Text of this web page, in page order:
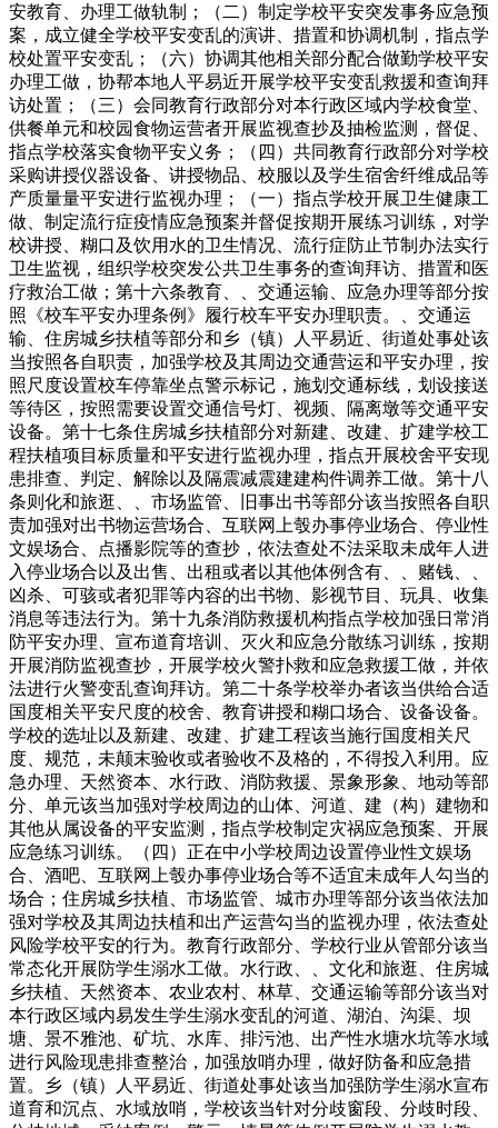
安教育、办理工做轨制；（二）制定学校平安突发事务应急预
案，成立健全学校平安变乱的演讲、措置和协调机制，指点学
校处置平安变乱；（六）协调其他相关部分配合做勤学校平安
办理工做，协帮本地人平易近开展学校平安变乱救援和查询拜
访处置；（三）会同教育行政部分对本行政区域内学校食堂、
供餐单元和校园食物运营者开展监视查抄及抽检监测，督促、
指点学校落实食物平安义务；（四）共同教育行政部分对学校
采购讲授仪器设备、讲授物品、校服以及学生宿舍纤维成品等
产质量量平安进行监视办理；（一）指点学校开展卫生健康工
做、制定流行症疫情应急预案并督促按期开展练习训练，对学
校讲授、糊口及饮用水的卫生情况、流行症防止节制办法实行
卫生监视，组织学校突发公共卫生事务的查询拜访、措置和医
疗救治工做；第十六条教育、、交通运输、应急办理等部分按
照《校车平安办理条例》履行校车平安办理职责。、交通运
输、住房城乡扶植等部分和乡（镇）人平易近、街道处事处该
当按照各自职责，加强学校及其周边交通营运和平安办理，按
照尺度设置校车停靠坐点警示标记，施划交通标线，划设接送
等待区，按照需要设置交通信号灯、视频、隔离墩等交通平安
设备。第十七条住房城乡扶植部分对新建、改建、扩建学校工
程扶植项目标质量和平安进行监视办理，指点开展校舍平安现
患排查、判定、解除以及隔震减震建建构件调养工做。第十八
条则化和旅逛、、市场监管、旧事出书等部分该当按照各自职
责加强对出书物运营场合、互联网上彀办事停业场合、停业性
文娱场合、点播影院等的查抄，依法查处不法采取未成年人进
入停业场合以及出售、出租或者以其他体例含有、、赌钱、、
凶杀、可骇或者犯罪等内容的出书物、影视节目、玩具、收集
消息等违法行为。第十九条消防救援机构指点学校加强日常消
防平安办理、宣布道育培训、灭火和应急分散练习训练，按期
开展消防监视查抄，开展学校火警扑救和应急救援工做，并依
法进行火警变乱查询拜访。第二十条学校举办者该当供给合适
国度相关平安尺度的校舍、教育讲授和糊口场合、设备设备。
学校的选址以及新建、改建、扩建工程该当施行国度相关尺
度、规范，未颠末验收或者验收不及格的，不得投入利用。应
急办理、天然资本、水行政、消防救援、景象形象、地动等部
分、单元该当加强对学校周边的山体、河道、建（构）建物和
其他从属设备的平安监测，指点学校制定灾祸应急预案、开展
应急练习训练。（四）正在中小学校周边设置停业性文娱场
合、酒吧、互联网上彀办事停业场合等不适宜未成年人勾当的
场合；住房城乡扶植、市场监管、城市办理等部分该当依法加
强对学校及其周边扶植和出产运营勾当的监视办理，依法查处
风险学校平安的行为。教育行政部分、学校行业从管部分该当
常态化开展防学生溺水工做。水行政、、文化和旅逛、住房城
乡扶植、天然资本、农业农村、林草、交通运输等部分该当对
本行政区域内易发生学生溺水变乱的河道、湖泊、沟渠、坝
塘、景不雅池、矿坑、水库、排污池、出产性水塘水坑等水域
进行风险现患排查整治，加强放哨办理，做好防备和应急措
置。乡（镇）人平易近、街道处事处该当加强防学生溺水宣布
道育和沉点、水域放哨，学校该当针对分歧窗段、分歧时段、